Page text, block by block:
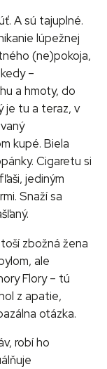
A sú tajuplné.
lúpežnej
(ne)pokoja,
–
a hmoty, do
je tu a teraz, v
kupé. Biela
Cigaretu si
jediným
Snaží sa
zbožná žena
ale
Flory – tú
z apatie,
otázka.
robí ho